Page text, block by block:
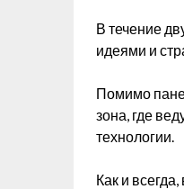
В течение
идеями и
Помимо
зона, где
технологии.
Как и